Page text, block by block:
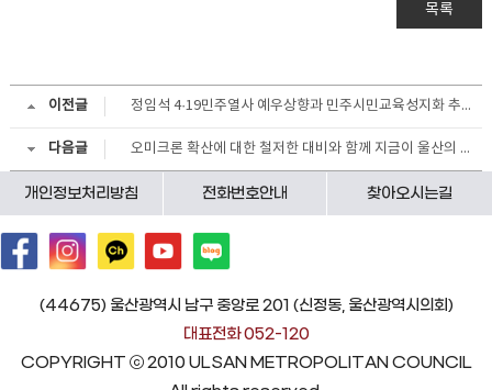
목록
이전글 정임석 4·19민주열사 예우상향과 민주시민교육성지화 추진 관련 질의
다음글 오미크론 확산에 대한 철저한 대비와 함께 지금이 울산의 문화 관광산업을 육성할 적기입니다.
개인정보처리방침 전화번호안내 찾아오시는길
(44675) 울산광역시 남구 중앙로 201 (신정동, 울산광역시의회)
대표전화 052-120
COPYRIGHT ⓒ 2010 ULSAN METROPOLITAN COUNCIL